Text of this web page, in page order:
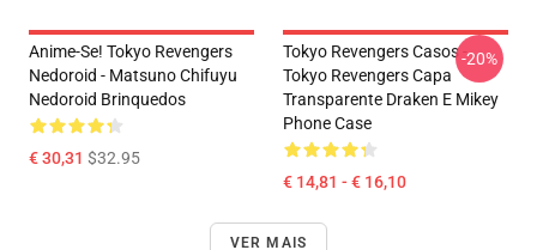
Anime-Se! Tokyo Revengers
Nedoroid - Matsuno Chifuyu
Nedoroid Brinquedos
€ 30,31 $32.95
Tokyo Revengers Casos -
Tokyo Revengers Capa
Transparente Draken E Mikey
Phone Case
€ 14,81 - € 16,10
-20%
VER MAIS